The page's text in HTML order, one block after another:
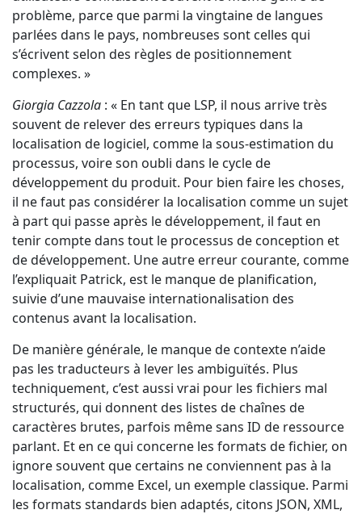
problème, parce que parmi la vingtaine de langues
parlées dans le pays, nombreuses sont celles qui
s’écrivent selon des règles de positionnement
complexes. »
Giorgia Cazzola : « En tant que LSP, il nous arrive très
souvent de relever des erreurs typiques dans la
localisation de logiciel, comme la sous-estimation du
processus, voire son oubli dans le cycle de
développement du produit. Pour bien faire les choses,
il ne faut pas considérer la localisation comme un sujet
à part qui passe après le développement, il faut en
tenir compte dans tout le processus de conception et
de développement. Une autre erreur courante, comme
l’expliquait Patrick, est le manque de planification,
suivie d’une mauvaise internationalisation des
contenus avant la localisation.
De manière générale, le manque de contexte n’aide
pas les traducteurs à lever les ambiguïtés. Plus
techniquement, c’est aussi vrai pour les fichiers mal
structurés, qui donnent des listes de chaînes de
caractères brutes, parfois même sans ID de ressource
parlant. Et en ce qui concerne les formats de fichier, on
ignore souvent que certains ne conviennent pas à la
localisation, comme Excel, un exemple classique. Parmi
les formats standards bien adaptés, citons JSON, XML,